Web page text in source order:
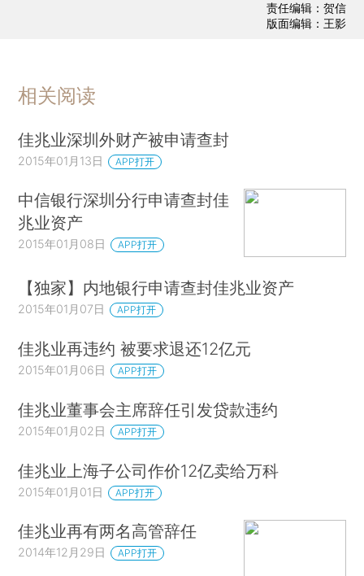
责任编辑：贺信
版面编辑：王影
相关阅读
佳兆业深圳外财产被申请查封
2015年01月13日 APP打开
中信银行深圳分行申请查封佳
兆业资产
2015年01月08日 APP打开
【独家】内地银行申请查封佳兆业资产
2015年01月07日 APP打开
佳兆业再违约 被要求退还12亿元
2015年01月06日 APP打开
佳兆业董事会主席辞任引发贷款违约
2015年01月02日 APP打开
佳兆业上海子公司作价12亿卖给万科
2015年01月01日 APP打开
佳兆业再有两名高管辞任
2014年12月29日 APP打开